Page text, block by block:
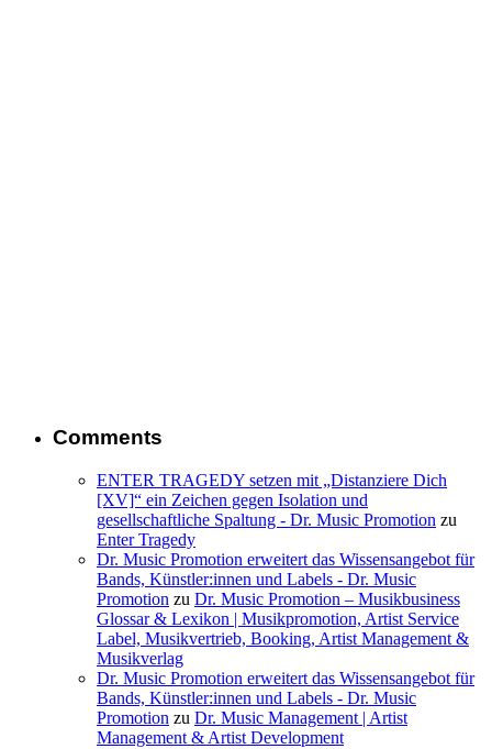
Comments
ENTER TRAGEDY setzen mit „Distanziere Dich
[XV]“ ein Zeichen gegen Isolation und
gesellschaftliche Spaltung - Dr. Music Promotion zu
Enter Tragedy
Dr. Music Promotion erweitert das Wissensangebot für
Bands, Künstler:innen und Labels - Dr. Music
Promotion zu Dr. Music Promotion – Musikbusiness
Glossar & Lexikon | Musikpromotion, Artist Service
Label, Musikvertrieb, Booking, Artist Management &
Musikverlag
Dr. Music Promotion erweitert das Wissensangebot für
Bands, Künstler:innen und Labels - Dr. Music
Promotion zu Dr. Music Management | Artist
Management & Artist Development